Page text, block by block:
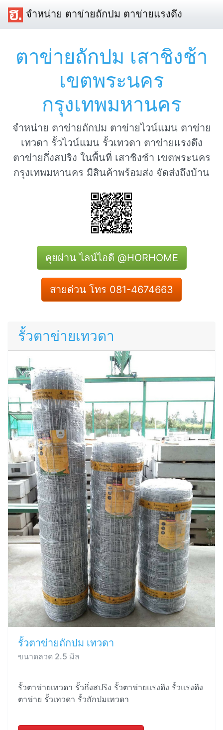
จำหน่าย ตาข่ายถักปม ตาข่ายแรงดึง
ตาข่ายถักปม เสาชิงช้า
เขตพระนคร
กรุงเทพมหานคร
จำหน่าย ตาข่ายถักปม ตาข่ายไวน์แมน ตาข่าย
เทวดา รั้วไวน์แมน รั้วเทวดา ตาข่ายแรงดึง
ตาข่ายกึ่งสปริง ในพื้นที่ เสาชิงช้า เขตพระนคร
กรุงเทพมหานคร มีสินค้าพร้อมส่ง จัดส่งถึงบ้าน
คุยผ่าน ไลน์ไอดี @HORHOME
สายด่วน โทร 081-4674663
รั้วตาข่ายเทวดา
รั้วตาข่ายถักปม เทวดา
ขนาดลวด 2.5 มิล
รั้วตาข่ายเทวดา รั้วกึ่งสปริง รั้วตาข่ายแรงดึง รั้วแรงดึง
ตาข่าย รั้วเทวดา รั้วถักปมเทวดา